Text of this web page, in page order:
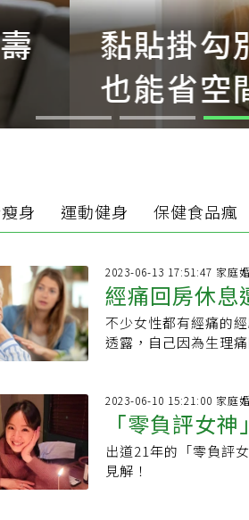
只拿來掛鑰
身 運動健身 保健食品瘋
2023-06-13 17:51:47 家庭
經痛回房休息
擊！5方法解
不少女性都有經痛的
透露，自己因為生理
2023-06-10 15:21:00 家庭
「零負評女
願意為彼此著
出道21年的「零負評
見解！